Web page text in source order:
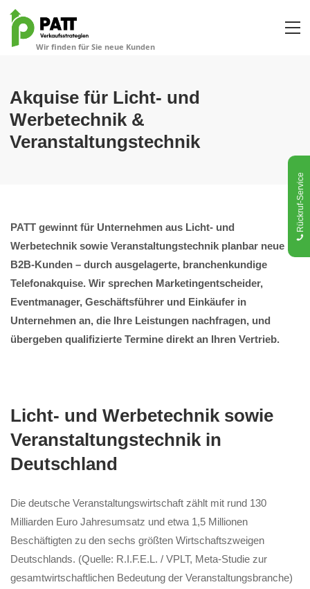
Akquise für Licht- und
Werbetechnik &
Veranstaltungstechnik
PATT gewinnt für Unternehmen aus Licht- und
Werbetechnik sowie Veranstaltungstechnik planbar neue
B2B-Kunden – durch ausgelagerte, branchenkundige
Telefonakquise. Wir sprechen Marketingentscheider,
Eventmanager, Geschäftsführer und Einkäufer in
Unternehmen an, die Ihre Leistungen nachfragen, und
übergeben qualifizierte Termine direkt an Ihren Vertrieb.
Licht- und Werbetechnik sowie
Veranstaltungstechnik in
Deutschland
Die deutsche Veranstaltungswirtschaft zählt mit rund 130
Milliarden Euro Jahresumsatz und etwa 1,5 Millionen
Beschäftigten zu den sechs größten Wirtschaftszweigen
Deutschlands. (Quelle: R.I.F.E.L. / VPLT, Meta-Studie zur
gesamtwirtschaftlichen Bedeutung der Veranstaltungsbranche)
Rückruf-Service